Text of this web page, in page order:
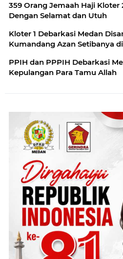
359 Orang Jemaah Haji Kloter
Dengan Selamat dan Utuh
Kloter 1 Debarkasi Medan
Kumandang Azan Setibanya
PPIH dan PPPIH Debarkasi
Kepulangan Para Tamu Allah